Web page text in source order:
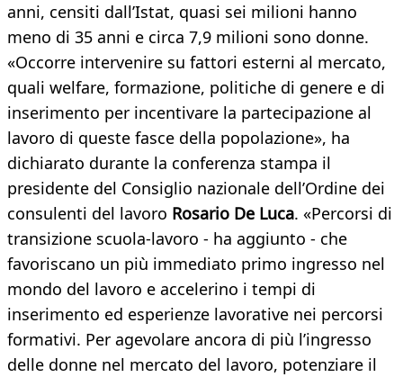
anni, censiti dall’Istat, quasi sei milioni hanno
meno di 35 anni e circa 7,9 milioni sono donne.
«Occorre intervenire su fattori esterni al mercato,
quali welfare, formazione, politiche di genere e di
inserimento per incentivare la partecipazione al
lavoro di queste fasce della popolazione», ha
dichiarato durante la conferenza stampa il
presidente del Consiglio nazionale dell’Ordine dei
consulenti del lavoro Rosario De Luca. «Percorsi di
transizione scuola-lavoro - ha aggiunto - che
favoriscano un più immediato primo ingresso nel
mondo del lavoro e accelerino i tempi di
inserimento ed esperienze lavorative nei percorsi
formativi. Per agevolare ancora di più l’ingresso
delle donne nel mercato del lavoro, potenziare il